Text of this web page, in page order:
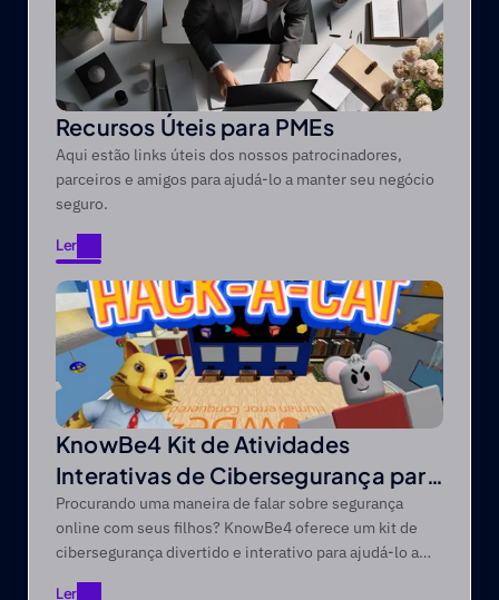
Recursos Úteis para PMEs
Aqui estão links úteis dos nossos patrocinadores,
parceiros e amigos para ajudá-lo a manter seu negócio
seguro.
Ler
Ler
KnowBe4 Kit de Atividades
Interativas de Cibersegurança para
Crianças
Procurando uma maneira de falar sobre segurança
online com seus filhos? KnowBe4 oferece um kit de
cibersegurança divertido e interativo para ajudá-lo a
Ler